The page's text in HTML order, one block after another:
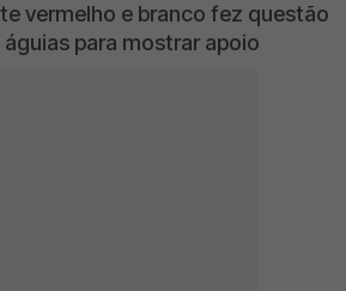
vermelho e branco fez questão
para mostrar apoio